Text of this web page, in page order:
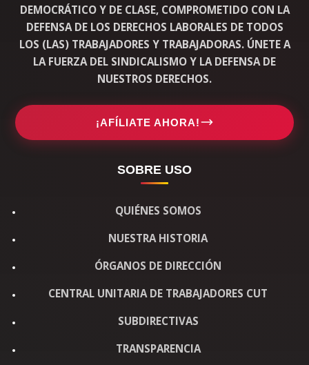
DEMOCRÁTICO Y DE CLASE, COMPROMETIDO CON LA
DEFENSA DE LOS DERECHOS LABORALES DE TODOS
LOS (LAS) TRABAJADORES Y TRABAJADORAS. ÚNETE A
LA FUERZA DEL SINDICALISMO Y LA DEFENSA DE
NUESTROS DERECHOS.
¡AFÍLIATE AHORA!
SOBRE USO
QUIÉNES SOMOS
NUESTRA HISTORIA
ÓRGANOS DE DIRECCIÓN
CENTRAL UNITARIA DE TRABAJADORES CUT
SUBDIRECTIVAS
TRANSPARENCIA